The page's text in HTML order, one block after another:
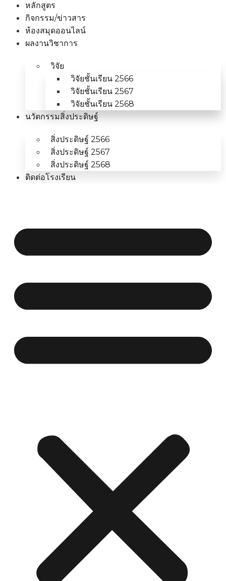
หลักสูตร
กิจกรรม/ข่าวสาร
ห้องสมุดออนไลน์
ผลงานวิชาการ
วิจัย
วิจัยชั้นเรียน 2566
วิจัยชั้นเรียน 2567
วิจัยชั้นเรียน 2568
นวัตกรรมสิ่งประดิษฐ์
สิ่งประดิษฐ์ 2566
สิ่งประดิษฐ์ 2567
สิ่งประดิษฐ์ 2568
ติดต่อโรงเรียน